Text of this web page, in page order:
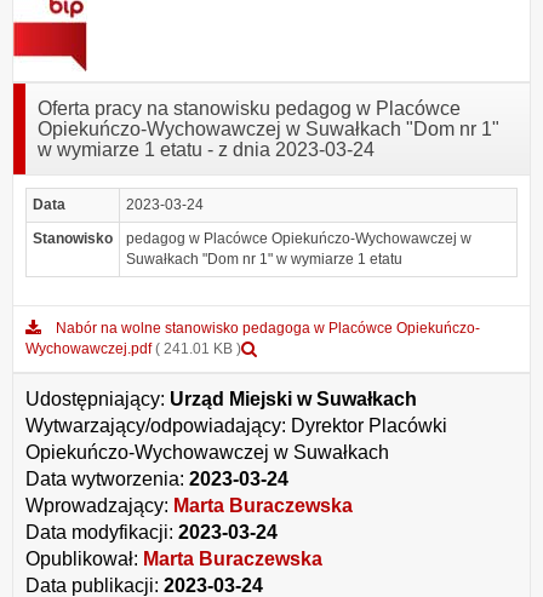
Oferta pracy na stanowisku pedagog w Placówce
Opiekuńczo-Wychowawczej w Suwałkach "Dom nr 1"
w wymiarze 1 etatu - z dnia 2023-03-24
Data
2023-03-24
Stanowisko
pedagog w Placówce Opiekuńczo-Wychowawczej w
Suwałkach "Dom nr 1" w wymiarze 1 etatu
Nabór na wolne stanowisko pedagoga w Placówce Opiekuńczo-
Wychowawczej.pdf ( 241.01 KB )
załącznika
Nabór
na
wolne
stanowisko
pedagoga
Placówce
Opiekuńczo-
Wychowawczej.pdf
Udostępniający: Urząd Miejski w Suwałkach
Wytwarzający/odpowiadający: Dyrektor Placówki
Opiekuńczo-Wychowawczej w Suwałkach
Data wytworzenia: 2023-03-24
Wprowadzający: Marta Buraczewska
Data modyfikacji: 2023-03-24
Opublikował: Marta Buraczewska
Data publikacji: 2023-03-24